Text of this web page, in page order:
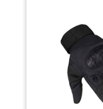
écrans tactiles, permettant une
utilisation facile des
smartphones et des appareils
GPS sans retirer les gants.
FERMETURE DU POIGNET
RÉGLABLE : Assure un
ajustement parfait pour un
confort maximal, minimisant les
distractions et permettant un
ajustement personnalisé. : Le
tissu respirant et évacuant